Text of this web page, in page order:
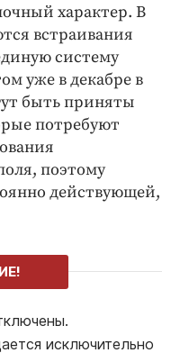
характер. В
встраивания
систему
уже в декабре в
быть приняты
потребуют
поэтому
действующей,
исключительно